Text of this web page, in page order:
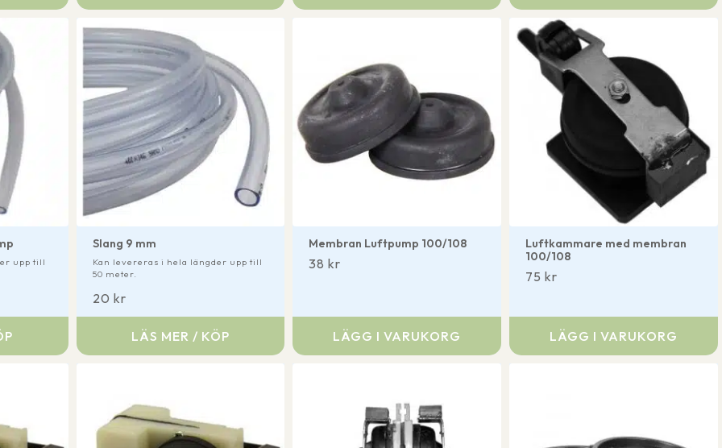
upp till
Slang 9 mm
20 kr
Kan levereras i hela längder upp till
50 meter.
LÄS MER / KÖP
Membran Luftpump 100/108
38kr
LÄGG I VARUKORG
Luftkammare med membran
100/108
75kr
LÄGG I VARUKORG